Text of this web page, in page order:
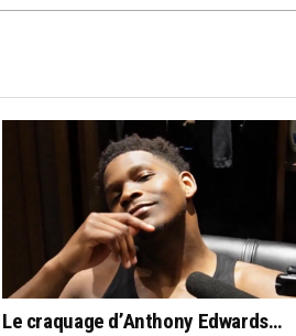
Le craquage d’Anthony Edwards…